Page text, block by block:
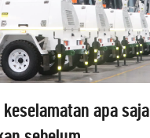
keselamatan apa saja